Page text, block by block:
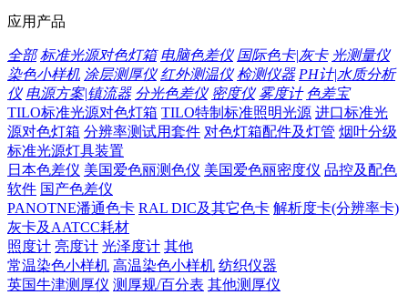
应用产品
全部 标准光源对色灯箱 电脑色差仪 国际色卡|灰卡 光测量仪
染色小样机 涂层测厚仪 红外测温仪 检测仪器 PH计|水质分析
仪 电源方案|镇流器 分光色差仪 密度仪 雾度计 色差宝
TILO标准光源对色灯箱 TILO特制标准照明光源 进口标准光
源对色灯箱 分辨率测试用套件 对色灯箱配件及灯管 烟叶分级
标准光源灯具装置
日本色差仪 美国爱色丽测色仪 美国爱色丽密度仪 品控及配色
软件 国产色差仪
PANOTNE潘通色卡 RAL DIC及其它色卡 解析度卡(分辨率卡)
灰卡及AATCC耗材
照度计 亮度计 光泽度计 其他
常温染色小样机 高温染色小样机 纺织仪器
英国牛津测厚仪 测厚规/百分表 其他测厚仪